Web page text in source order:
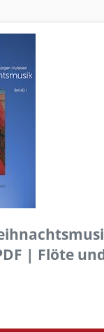
| Flöte